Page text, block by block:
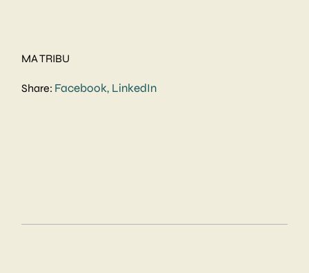
MA TRIBU
Share: Facebook LinkedIn